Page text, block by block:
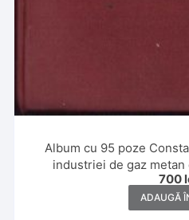
Album cu 95 poze
industriei de gaz metan
Motăș,1926-1930, Sinaia,
Brașov,
700
ADAUGĂ